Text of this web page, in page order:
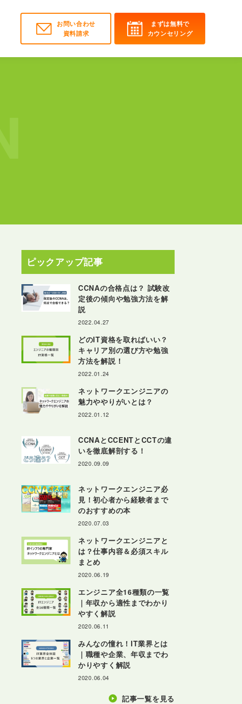
お問い合わせ
資料請求
まずは無料で
カウンセリング
ピックアップ記事
CCNAの合格点は？ 試験改
定後の傾向や勉強方法を解
説
2022.04.27
どのIT資格を取ればいい？
キャリア別の選び方や勉強
方法を解説！
2022.01.24
ネットワークエンジニアの
魅力ややりがいとは？
2022.01.12
CCNAとCCENTとCCTの違
いを徹底解剖する！
2020.09.09
ネットワークエンジニア必
見！初心者から経験者まで
のおすすめの本
2020.07.03
ネットワークエンジニアと
は？仕事内容＆必須スキル
まとめ
2020.06.19
エンジニア全16種類の一覧
｜年収から適性までわかり
やすく解説
2020.06.11
みんなの憧れ！IT業界とは
｜職種や企業、年収までわ
かりやすく解説
2020.06.04
記事一覧を見る